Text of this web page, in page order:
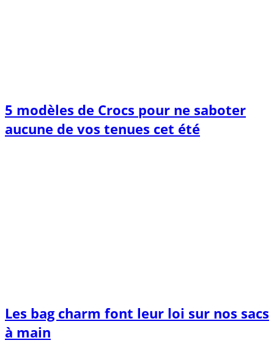
5 modèles de Crocs pour ne saboter
aucune de vos tenues cet été
Les bag charm font leur loi sur nos sacs
à main